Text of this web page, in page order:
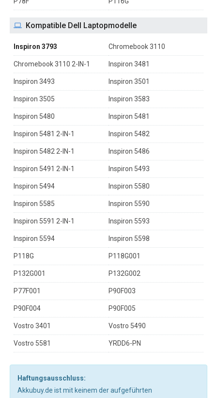
Kompatible Dell Laptopmodelle
Inspiron 3793 Chromebook 3110
Chromebook 3110 2-IN-1 Inspiron 3481
Inspiron 3493 Inspiron 3501
Inspiron 3505 Inspiron 3583
Inspiron 5480 Inspiron 5481
Inspiron 5481 2-IN-1 Inspiron 5482
Inspiron 5482 2-IN-1 Inspiron 5486
Inspiron 5491 2-IN-1 Inspiron 5493
Inspiron 5494 Inspiron 5580
Inspiron 5585 Inspiron 5590
Inspiron 5591 2-IN-1 Inspiron 5593
Inspiron 5594 Inspiron 5598
P118G P118G001
P132G001 P132G002
P77F001 P90F003
P90F004 P90F005
Vostro 3401 Vostro 5490
Vostro 5581 YRDD6-PN
Haftungsausschluss:
Akkubuy.de ist mit keinem der aufgeführten